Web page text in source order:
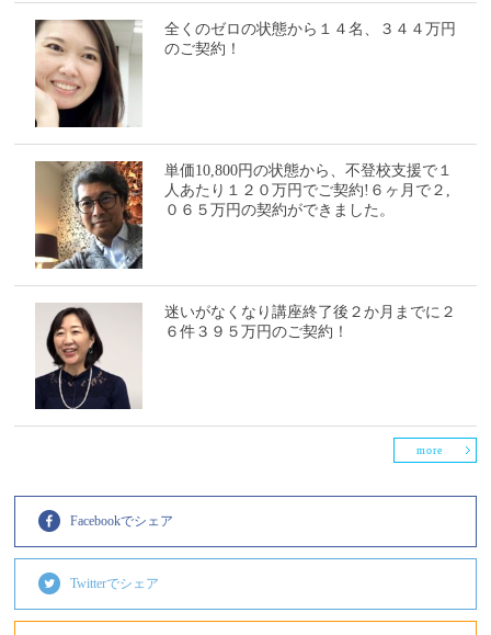
全くのゼロの状態から１４名、３４４万円
のご契約！
単価10,800円の状態から、不登校支援で１
人あたり１２０万円でご契約!６ヶ月で２,
０６５万円の契約ができました。
迷いがなくなり講座終了後２か月までに２
６件３９５万円のご契約！
more
Facebookでシェア
Twitterでシェア